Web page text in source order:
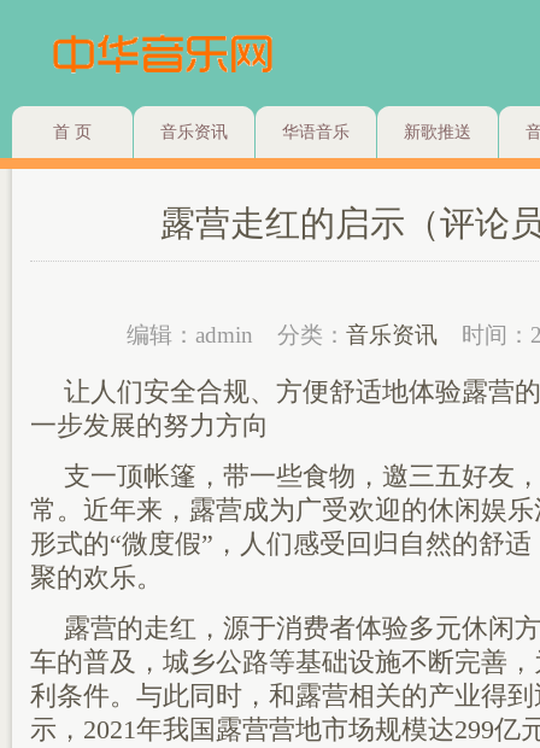
首 页 音乐资讯 华语音乐 新歌推送
露营走红的启示（评论
编辑：admin 分类： 音乐资讯 时间：
让人们安全合规、方便舒适地体验露营
一步发展的努力方向
支一顶帐篷，带一些食物，邀三五好友
常。近年来，露营成为广受欢迎的休闲娱
形式的“微度假”，人们感受回归自然的舒
聚的欢乐。
露营的走红，源于消费者体验多元休闲
车的普及，城乡公路等基础设施不断完善
利条件。与此同时，和露营相关的产业得
示，2021年我国露营营地市场规模达299亿